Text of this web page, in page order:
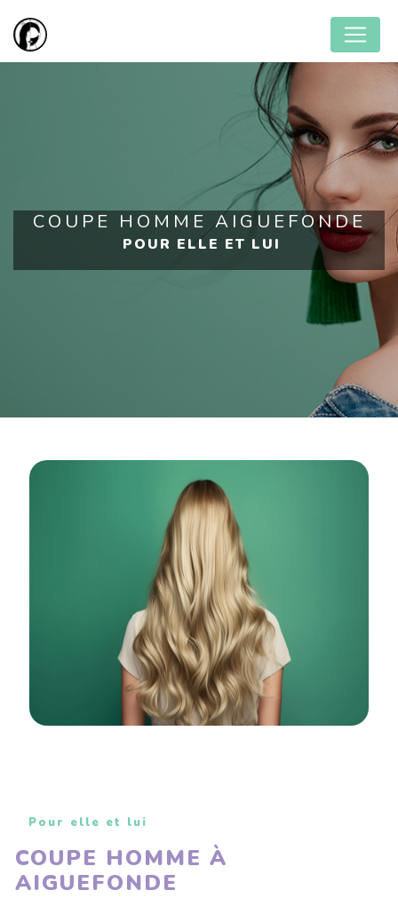
COUPE HOMME AIGUEFONDE
POUR ELLE ET LUI
Pour elle et lui
COUPE HOMME À
AIGUEFONDE